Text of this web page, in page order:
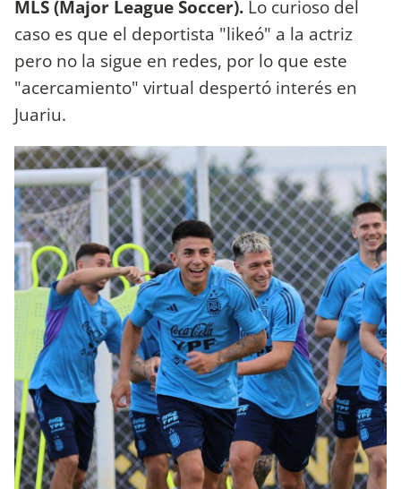
MLS (Major League Soccer). Lo curioso del
caso es que el deportista "likeó" a la actriz
pero no la sigue en redes, por lo que este
"acercamiento" virtual despertó interés en
Juariu.